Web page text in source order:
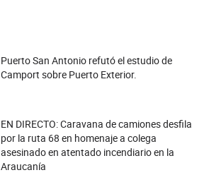
Puerto San Antonio refutó el estudio de
Camport sobre Puerto Exterior.
EN DIRECTO: Caravana de camiones desfila
por la ruta 68 en homenaje a colega
asesinado en atentado incendiario en la
Araucanía